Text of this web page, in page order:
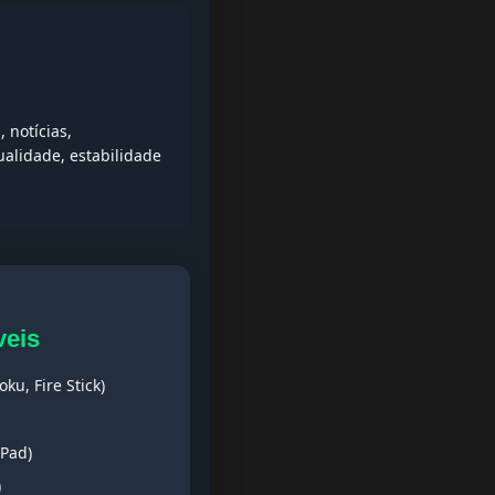
notícias,
estabilidade
Fire Stick)